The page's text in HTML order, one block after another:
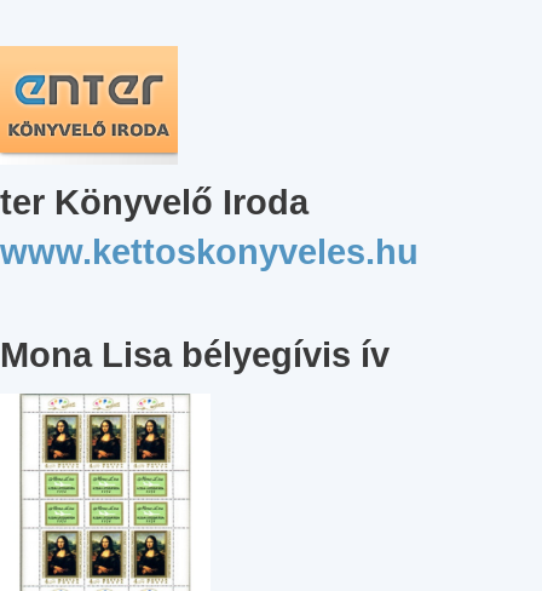
ter Könyvelő Iroda
www.kettoskonyveles.hu
Mona Lisa bélyegívis ív